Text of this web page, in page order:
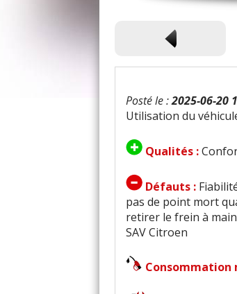
Posté le :2025-06-20
Utilisation du
Qualités :
Défauts :
pas de point mort
retirer le frein à
SAV Citroen
Consommation